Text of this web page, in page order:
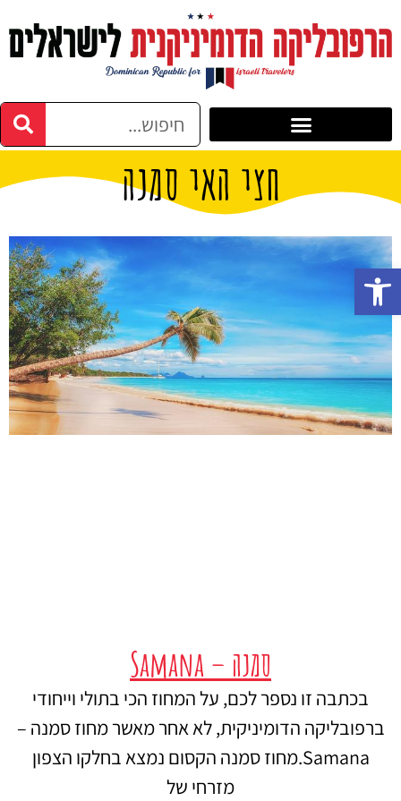
חצי האי סמנה
סמנה – Samana
בכתבה זו נספר לכם, על המחוז הכי בתולי וייחודי
ברפובליקה הדומיניקית, לא אחר מאשר מחוז סמנה –
Samana.מחוז סמנה הקסום נמצא בחלקו הצפון
מזרחי של
פתח סרגל נגישות